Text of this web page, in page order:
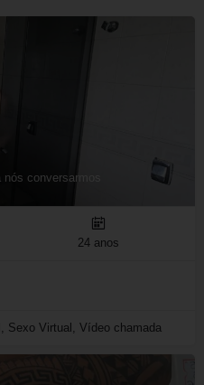
conversarmos
24 anos
Sexo Virtual, Vídeo chamada